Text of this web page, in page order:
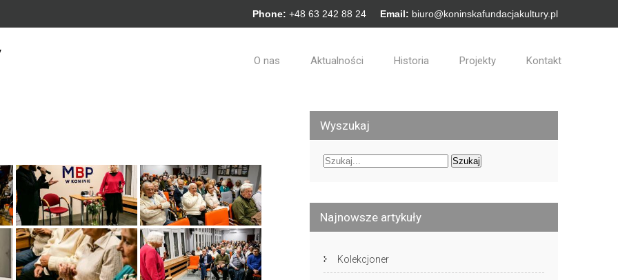
Phone: +48 63 242 88 24 Email: biuro@koninskafundacjakultury.pl
O nas Aktualności Historia Projekty Kontakt
Wyszukaj
Najnowsze artykuły
Kolekcjoner